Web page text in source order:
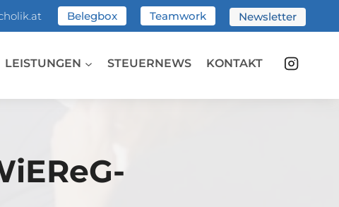
Belegbox Teamwork Newsletter
LEISTUNGEN STEUERNEWS KONTAKT